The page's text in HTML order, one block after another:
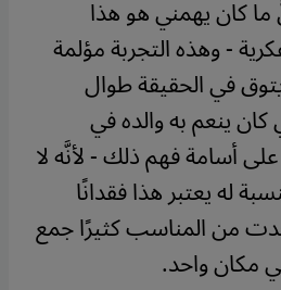
ما كان يهمني هو هذا
- وهذه التجربة مؤلمة
في الحقيقة طوال
ينعم به والده في
أسامة فهم ذلك - لأنَّه لا
له يعتبر هذا فقدانًا
من المناسب كثيرًا جمع
مكان واحد.